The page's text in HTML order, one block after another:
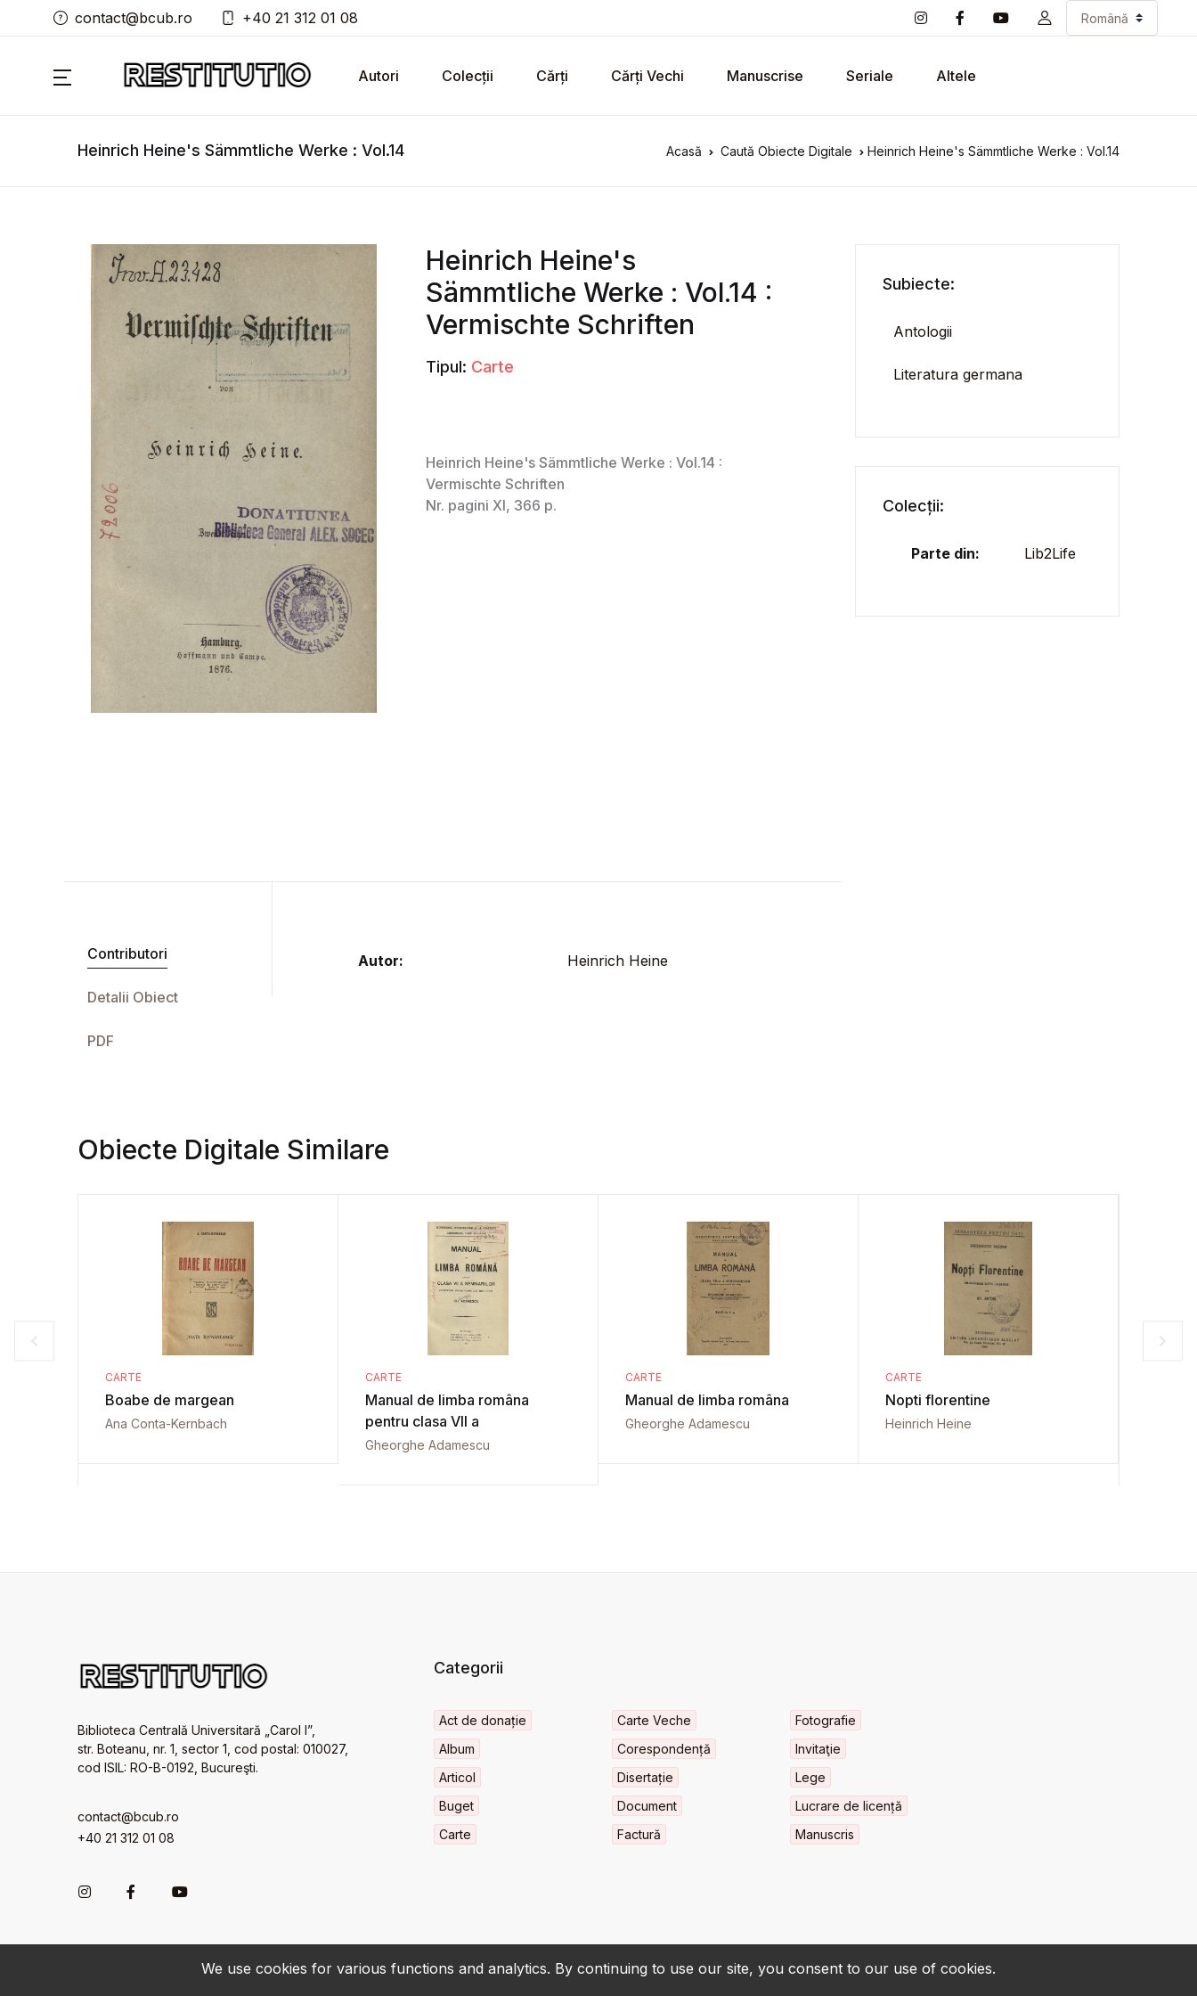
We use cookies for various functions and analytics. By continuing to use our site, you consent to our use of cookies.
contact@bcub.ro +40 21 312 01 08
Autori Colecții Cărți Cărți Vechi Manuscrise Seriale Altele
Heinrich Heine's Sämmtliche Werke : Vol.14 Acasă Caută Obiecte Digitale Heinrich Heine's Sämmtliche Werke : Vol.14
Heinrich Heine's
Sämmtliche Werke : Vol.14 :
Vermischte Schriften
Tipul: Carte
Contributori
Detalii Obiect
PDF
Autor: Heinrich Heine
Subiecte:
Antologii
Literatura germana
Colecții:
Parte din: Lib2Life
Obiecte Digitale Similare
CARTE
Boabe de margean
Ana Conta-Kernbach
CARTE
Manual de limba româna
pentru clasa VII a
Gheorghe Adamescu
CARTE
Manual de limba româna
Gheorghe Adamescu
CARTE
Nopti florentine
Heinrich Heine
Biblioteca Centrală Universitară „Carol I”,
str. Boteanu, nr. 1, sector 1, cod postal: 010027,
cod ISIL: RO-B-0192, Bucureşti.
contact@bcub.ro
+40 21 312 01 08
Categorii
Act de donație
Album
Articol
Buget
Carte
Carte Veche
Corespondență
Disertație
Document
Factură
Fotografie
Invitaţie
Lege
Lucrare de licență
Manuscris